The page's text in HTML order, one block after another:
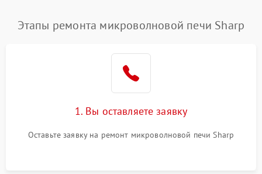
Подробнее →
2200 ₽
Не работают сенсорные
Этапы ремонта микроволновой печи Sharp
1. Вы оставляете заявку
Оставьте заявку на ремонт микроволновой печи Sharp